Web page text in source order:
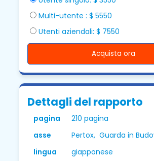
Multi-utente : $ 5550
Utenti aziendali: $ 7550
Acquista ora
Dettagli del rapporto
pagina
210 pagina
asse
Pertox, Guarda in
lingua
giapponese